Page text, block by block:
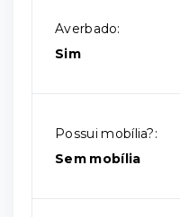
Averbado:
Sim
Possui mobília?:
Sem mobília